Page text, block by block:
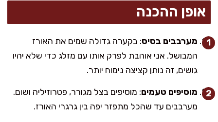
אופן ההכנה
מערבבים בסיס: בקערה גדולה שמים את האורז
המבושל. אני אוהבת לפרק אותו עם מזלג כדי שלא יהיו
גושים, זה נותן קציצה נימוח יותר.
מוסיפים טעמים: מוסיפים בצל מגורר, פטרוזיליה ושום.
מערבבים עד שהכל מתפזר יפה בין גרגרי האורז.